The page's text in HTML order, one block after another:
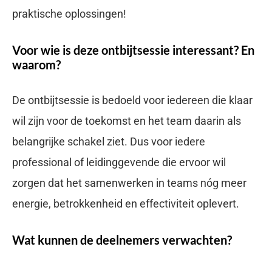
praktische oplossingen!
Voor wie is deze ontbijtsessie interessant? En
waarom?
De ontbijtsessie is bedoeld voor iedereen die klaar
wil zijn voor de toekomst en het team daarin als
belangrijke schakel ziet. Dus voor iedere
professional of leidinggevende die ervoor wil
zorgen dat het samenwerken in teams nóg meer
energie, betrokkenheid en effectiviteit oplevert.
Wat kunnen de deelnemers verwachten?